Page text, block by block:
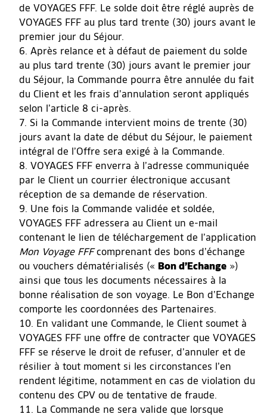
de VOYAGES FFF. Le solde doit être réglé auprès de
VOYAGES FFF au plus tard trente (30) jours avant le
premier jour du Séjour.
Après relance et à défaut de paiement du solde
au plus tard trente (30) jours avant le premier jour
du Séjour, la Commande pourra être annulée du fait
du Client et les frais d’annulation seront appliqués
selon l’article 8 ci-après.
Si la Commande intervient moins de trente (30)
jours avant la date de début du Séjour, le paiement
intégral de l’Offre sera exigé à la Commande.
VOYAGES FFF enverra à l’adresse communiquée
par le Client un courrier électronique accusant
réception de sa demande de réservation.
Une fois la Commande validée et soldée,
VOYAGES FFF adressera au Client un e-mail
contenant le lien de téléchargement de l’application
Mon Voyage FFFcomprenant des bons d’échange
ou vouchers dématérialisés (« Bon d’Echange »)
ainsi que tous les documents nécessaires à la
bonne réalisation de son voyage. Le Bon d’Echange
comporte les coordonnées des Partenaires.
En validant une Commande, le Client soumet à
VOYAGES FFF une offre de contracter que VOYAGES
FFF se réserve le droit de refuser, d’annuler et de
résilier à tout moment si les circonstances l’en
rendent légitime, notamment en cas de violation du
contenu des CPV ou de tentative de fraude.
La Commande ne sera valide que lorsque